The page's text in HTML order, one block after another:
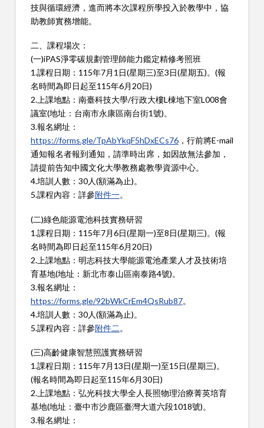
技與循環經濟，進而將本次課程所學投入於教學中，協
助教師實務增能。
二、課程場次：
(一)iPAS淨零碳規劃管理師能力鑑定精修考照班
1.課程日期：115年7月1日(星期三)至3日(星期五)。(報
名時間為即日起至115年6月20日)
2.上課地點：南臺科技大學/行政大樓L棟地下室L008會
議室(地址：台南市永康區南台街1號)。
3.報名網址：
https://forms.gle/TpAbYkqF5hDxECs76，行前將E-mail
通知報名者報到通知，請準時出席，如因故無法參加，
請提前告知中國文化大學教務處教學資源中心。
4.培訓人數：30人(額滿為止)。
5.課程內容：詳參附件一。
(二)綠色能源電池科技實務研習
1.課程日期：115年7月6日(星期一)至8日(星期三)。(報
名時間為即日起至115年6月20日)
2.上課地點：明志科技大學能源電池產業人才及技術培
育基地(地址：新北市泰山區南泰路4號)。
3.報名網址：
https://forms.gle/92bWkCrEm4QsRub87。
4.培訓人數：30人(額滿為止)。
5.課程內容：詳參附件二 。
(三)高齡健康智慧照護實務研習
1.課程日期：115年7月13日(星期一)至15日(星期三)。
(報名時間為即日起至115年6月30日)
2.上課地點：弘光科技大學全人長照物理治療菁英培育
基地(地址：臺中市沙鹿區臺灣大道六段1018號)。
3.報名網址：